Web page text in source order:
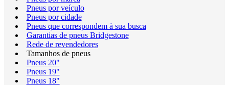
Pneus por veículo
Pneus por cidade
Pneus que correspondem à sua busca
Garantias de pneus Bridgestone
Rede de revendedores
Tamanhos de pneus
Pneus 20"
Pneus 19"
Pneus 18"